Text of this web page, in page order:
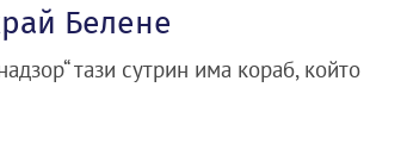
Белене
тази сутрин има кораб, който